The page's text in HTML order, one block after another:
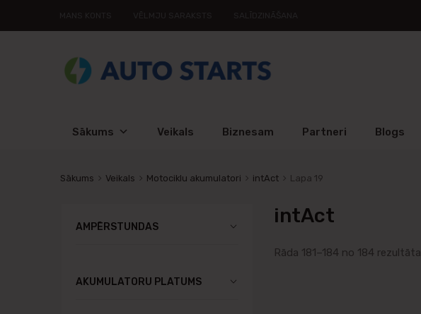
Sākums Veikals Biznesam Partneri Blogs
Sākums Veikals Motociklu akumulatori intAct Lapa 19
intAct
Rāda 181–184 no 184 rezultāta
AMPĒRSTUNDAS
AKUMULATORU PLATUMS